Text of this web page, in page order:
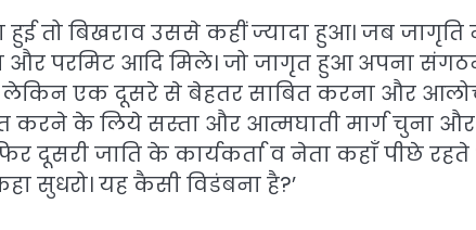
तो बिखराव उससे कहीं ज्यादा हुआ। जब जागृति
और परमिट आदि मिले। जो जागृत हुआ अपना
लेकिन एक दूसरे से बेहतर साबित करना और
करने के लिये सस्ता और आत्मघाती मार्ग चुना और
दूसरी जाति के कार्यकर्ता व नेता कहाँ पीछे रहते
सुधरो। यह कैसी विडंबना है?’